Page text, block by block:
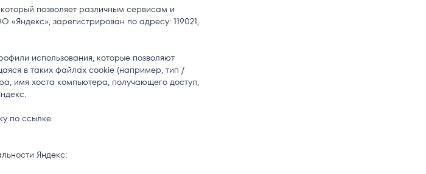
позволяет различным сервисам и
зарегистрирован по адресу: 119021,
использования, которые позволяют
в таких файлах cookie (например, тип /
имя хоста компьютера, получающего доступ,
по ссылке
Яндекс: